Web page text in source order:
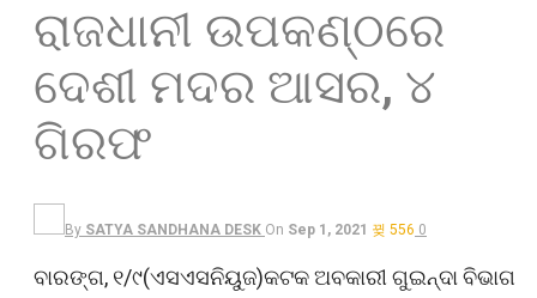
ରାଜଧାନୀ ଉପକଣ୍ଠରେ
ଦେଶୀ ମଦର ଆସର, ୪
ଗିରଫ
By SATYA SANDHANA DESK On Sep 1, 2021 556 0
ବାରଙ୍ଗ, ୧/୯(ଏସଏସନିୟୁଜ)କଟକ ଅବକାରୀ ଗୁଇନ୍ଦା ବିଭାଗ